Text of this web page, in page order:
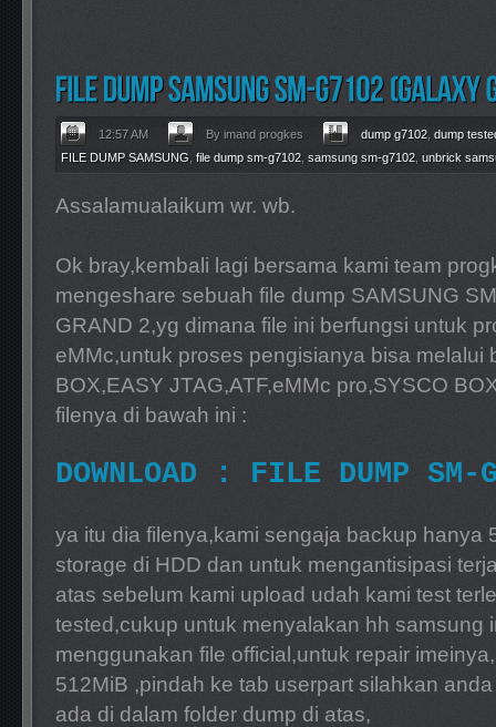
12:57 AM By imand progkes dump g7102 dump
FILE DUMP SAMSUNG file dump sm-g7102 samsung sm-g7102 unbrick
Assalamualaikum wr. wb.
Ok bray,kembali lagi bersama kami team
mengeshare sebuah file dump SAMSUNG
GRAND 2,yg dimana file ini berfungsi untuk
eMMc,untuk proses pengisianya bisa melalui
BOX,EASY JTAG,ATF,eMMc pro,SYSCO
filenya di bawah ini :
DOWNLOAD : FILE DUMP
ya itu dia filenya,kami sengaja backup hanya
storage di HDD dan untuk mengantisipasi
atas sebelum kami upload udah kami test
tested,cukup untuk menyalakan hh samsung
menggunakan file official,untuk repair
512MiB ,pindah ke tab userpart silahkan
ada di dalam folder dump di atas,